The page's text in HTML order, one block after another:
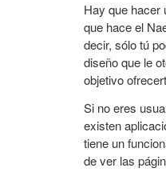
Hay que hacer
que hace el
decir, sólo tú
diseño que le
objetivo
Si no eres
existen
tiene un
de ver las